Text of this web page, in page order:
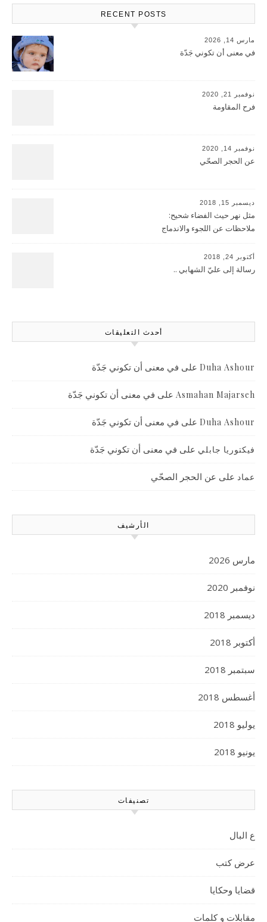
RECENT POSTS
مارس 14, 2026
في معنى أن تكوني جَدّة
نوفمبر 21, 2020
فرح المقاومة
نوفمبر 14, 2020
عن الحجر الصحّي
ديسمبر 15, 2018
مثل نهر حيث الفضاء شحيح:
ملاحظات عن اللجوء والاندماج
أكتوبر 24, 2018
رسالة إلى عليّ الشهابي ..
أحدث التعليقات
Duha Ashour على في معنى أن تكوني جَدّة
Asmahan Majarseh على في معنى أن تكوني جَدّة
Duha Ashour على في معنى أن تكوني جَدّة
فيكتوريا جابلي على في معنى أن تكوني جَدّة
عماد على عن الحجر الصحّي
الأرشيف
مارس 2026
نوفمبر 2020
ديسمبر 2018
أكتوبر 2018
سبتمبر 2018
أغسطس 2018
يوليو 2018
يونيو 2018
تصنيفات
ع البال
عرض كتب
قضايا وحكايا
مقابلات و كلمات